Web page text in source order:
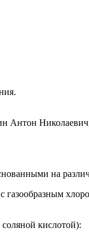
на
газообразным
кислотой):